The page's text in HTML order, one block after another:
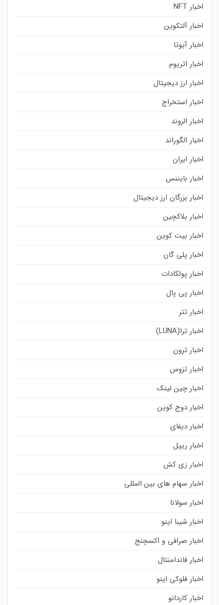
اخبار NFT
اخبار آلتکوین
اخبار آیوتا
اخبار اتریوم
اخبار ارز دیجیتال
اخبار استخراج
اخبار الروند
اخبار الگوراند
اخبار ایران
اخبار بایننس
اخبار بزرگان ارز دیجیتال
اخبار بلاکچین
اخبار بیت کوین
اخبار پلی گان
اخبار پولکادات
اخبار پی پال
اخبار تتر
اخبار ترا(LUNA)
اخبار ترون
اخبار تزوس
اخبار چین لینک
اخبار دوج کوین
اخبار دیفای
اخبار ریپل
اخبار زی کش
اخبار سهام های بین المللی
اخبار سولانا
اخبار شیبا اینو
اخبار صرافی و اکسچنج
اخبار فاندامنتال
اخبار فلوکی اینو
اخبار کاردانو